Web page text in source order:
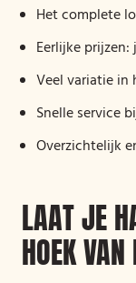
Het complete
Eerlijke
Veel variatie in
Snelle service
Overzichtelijk
LAAT JE
HOEK